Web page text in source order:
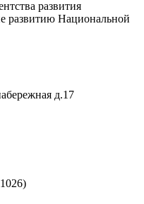
развития
развитию Национальной
д.17